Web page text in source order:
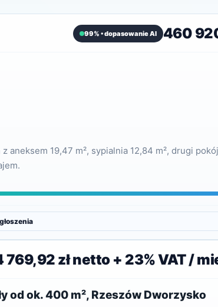
99% • dopasowanie AI 460
19,47 m², sypialnia 12,84 m², drugi pokój
769,92 zł netto + 23% VAT /
od ok. 400 m², Rzeszów Dworzysko